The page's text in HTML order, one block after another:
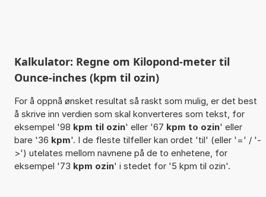
Kalkulator: Regne om Kilopond-meter til
Ounce-inches (kpm til ozin)
For å oppnå ønsket resultat så raskt som mulig, er det best
å skrive inn verdien som skal konverteres som tekst, for
eksempel '98 kpm til ozin' eller '67 kpm to ozin' eller
bare '36 kpm'. I de fleste tilfeller kan ordet 'til' (eller '=' / '-
>') utelates mellom navnene på de to enhetene, for
eksempel '73 kpm ozin' i stedet for '5 kpm til ozin'.